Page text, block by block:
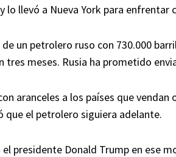
lo llevó a Nueva York para
de un petrolero ruso con 730.000
tres meses. Rusia ha prometido
aranceles a los países que
el petrolero siguiera adelante.
presidente Donald Trump en ese